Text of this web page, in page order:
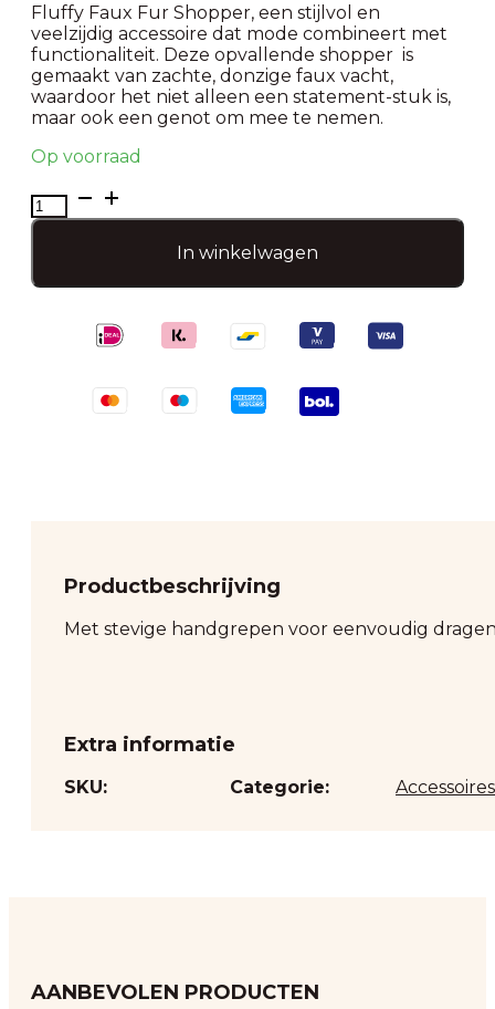
Fluffy Faux Fur Shopper, een stijlvol en
veelzijdig accessoire dat mode combineert met
functionaliteit. Deze opvallende shopper is
gemaakt van zachte, donzige faux vacht,
waardoor het niet alleen een statement-stuk is,
maar ook een genot om mee te nemen.
Op voorraad
Shopper
–
In winkelwagen
Productbeschrijving
Met stevige handgrepen voor eenvoudig
Extra informatie
SKU: Categorie: Accessoires
AANBEVOLEN PRODUCTEN